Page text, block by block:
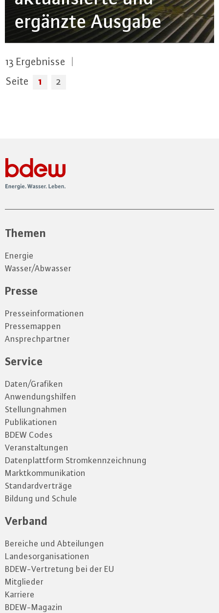
ergänzte Ausgabe
13 Ergebnisse |
Seite
1 2
Themen
Energie
Wasser/Abwasser
Presse
Presseinformationen
Pressemappen
Ansprechpartner
Service
Daten/Grafiken
Anwendungshilfen
Stellungnahmen
Publikationen
BDEW Codes
Veranstaltungen
Datenplattform Stromkennzeichnung
Marktkommunikation
Standardverträge
Bildung und Schule
Verband
Bereiche und Abteilungen
Landesorganisationen
BDEW-Vertretung bei der EU
Mitglieder
Karriere
BDEW-Magazin